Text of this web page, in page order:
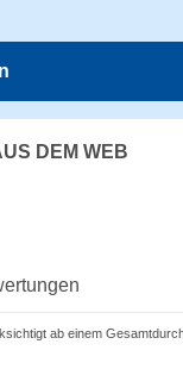
DEM WEB
ab einem